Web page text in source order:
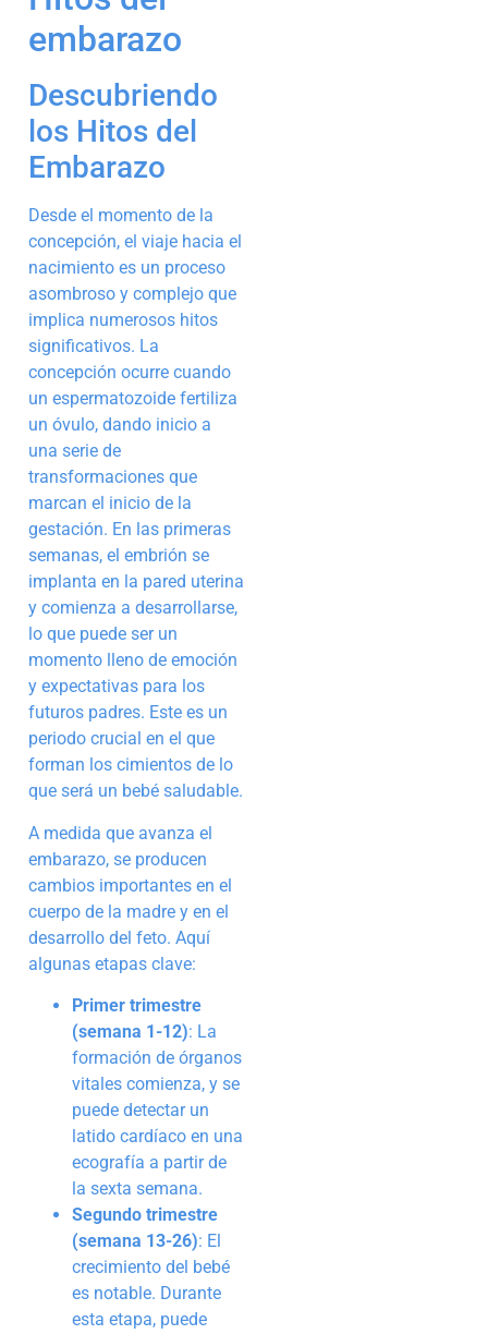
embarazo
Descubriendo
los Hitos del
Embarazo
Desde el momento de la
concepción, el viaje hacia el
nacimiento es un proceso
asombroso y complejo que
implica numerosos hitos
significativos. La
concepción ocurre cuando
un espermatozoide fertiliza
un óvulo, dando inicio a
una serie de
transformaciones que
marcan el inicio de la
gestación. En las primeras
semanas, el embrión se
implanta en la pared uterina
y comienza a desarrollarse,
lo que puede ser un
momento lleno de emoción
y expectativas para los
futuros padres. Este es un
periodo crucial en el que
forman los cimientos de lo
que será un bebé saludable.
A medida que avanza el
embarazo, se producen
cambios importantes en el
cuerpo de la madre y en el
desarrollo del feto. Aquí
algunas etapas clave:
Primer trimestre
(semana 1-12): La
formación de órganos
vitales comienza, y se
puede detectar un
latido cardíaco en una
ecografía a partir de
la sexta semana.
Segundo trimestre
(semana 13-26): El
crecimiento del bebé
es notable. Durante
esta etapa, puede